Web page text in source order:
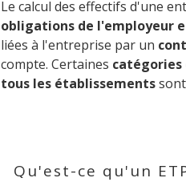
Le calcul des effectifs d'une
obligations de l'employeur
liées à l'entreprise par un
compte. Certaines catégories
tous les établissementssont
Qu'est-ce qu'un